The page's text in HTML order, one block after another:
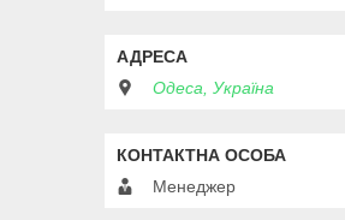
Одеса, Україна
Менеджер